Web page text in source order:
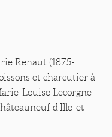
Renaut (1875-
et charcutier à
Louise Lecorgne
d'Ille-et-